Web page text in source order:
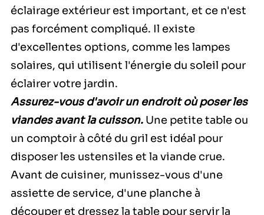
éclairage extérieur est important, et ce n'est
pas forcément compliqué. Il existe
d'excellentes options, comme les lampes
solaires, qui utilisent l'énergie du soleil pour
éclairer votre jardin.
Assurez-vous d'avoir un endroit où poser les
viandes avant la cuisson. Une petite table ou
un comptoir à côté du gril est idéal pour
disposer les ustensiles et la viande crue.
Avant de cuisiner, munissez-vous d'une
assiette de service, d'une planche à
découper et dressez la table pour servir la